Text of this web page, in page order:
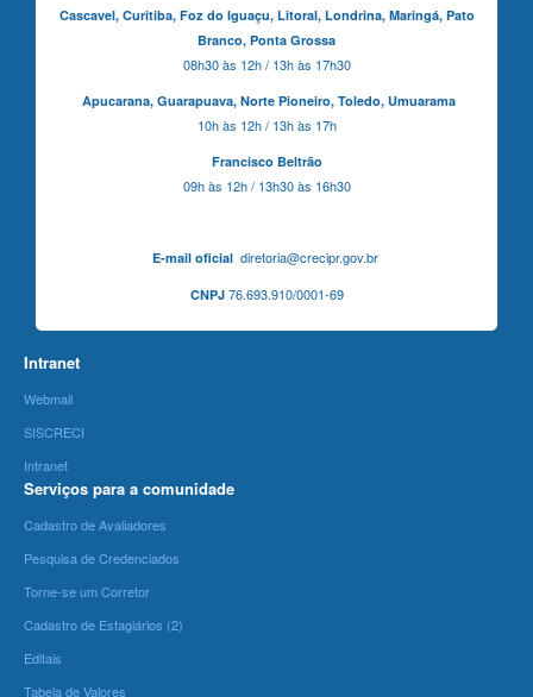
Cascavel, Curitiba,Foz do Iguaçu, Litoral, Londrina, Maringá, Pato
Branco, Ponta Grossa
08h30 às 12h / 13h às 17h30
Apucarana, Guarapuava, Norte Pioneiro, Toledo, Umuarama
10h às 12h / 13h às 17h
Francisco Beltrão
09h às 12h / 13h30 às 16h30
E-mail oficialdiretoria@crecipr.gov.br
CNPJ76.693.910/0001-69
Intranet
Webmail
SISCRECI
Intranet
Serviços para a comunidade
Cadastro de Avaliadores
Pesquisa de Credenciados
Torne-se um Corretor
Cadastro de Estagiários (2)
Editais
Tabela de Valores